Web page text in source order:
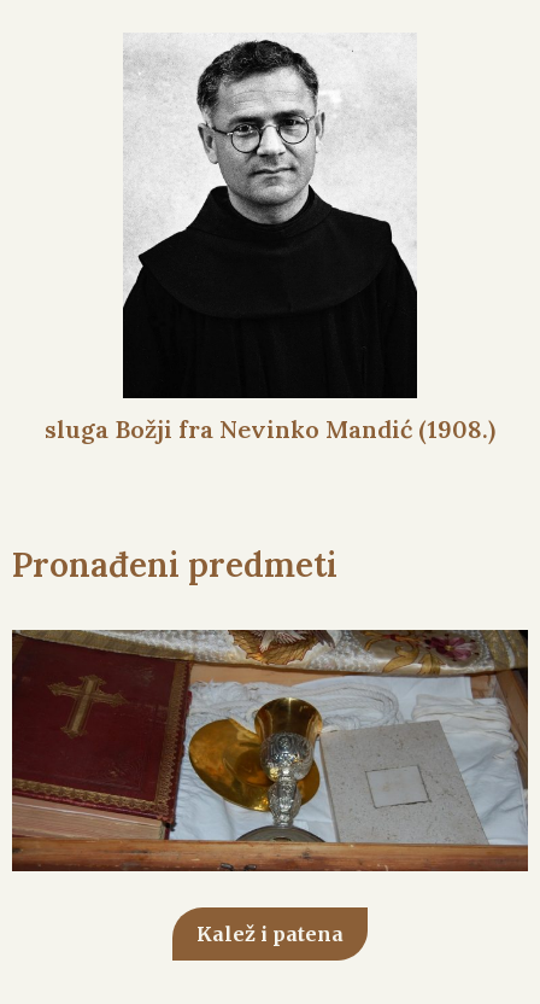
sluga Božji fra Nevinko Mandić (1908.)
Pronađeni predmeti
Kalež i patena